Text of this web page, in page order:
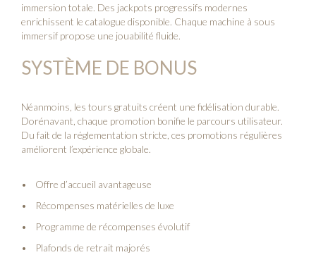
immersion totale. Des jackpots progressifs modernes
enrichissent le catalogue disponible. Chaque machine à sous
immersif propose une jouabilité fluide.
SYSTÈME DE BONUS
Néanmoins, les tours gratuits créent une fidélisation durable.
Dorénavant, chaque promotion bonifie le parcours utilisateur.
Du fait de la réglementation stricte, ces promotions régulières
améliorent l’expérience globale.
Offre d’accueil avantageuse
Récompenses matérielles de luxe
Programme de récompenses évolutif
Plafonds de retrait majorés